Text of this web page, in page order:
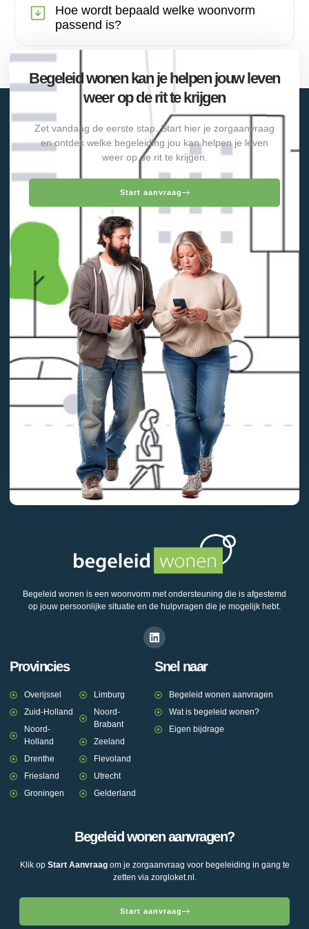
Hoe wordt bepaald welke woonvorm
passend is?
Begeleid wonen kan je helpen jouw leven
weer op de rit te krijgen
Zet vandaag de eerste stap. Start hier je zorgaanvraag
en ontdek welke begeleiding jou kan helpen je leven
weer op de rit te krijgen.
Start aanvraag
Begeleid wonen is een woonvorm met ondersteuning die is afgestemd
op jouw persoonlijke situatie en de hulpvragen die je mogelijk hebt.
Provincies
Overijssel
Zuid-Holland
Noord-
Holland
Drenthe
Friesland
Groningen
Limburg
Noord-
Brabant
Zeeland
Flevoland
Utrecht
Gelderland
Snel naar
Begeleid wonen aanvragen
Wat is begeleid wonen?
Eigen bijdrage
Begeleid wonen aanvragen?
Klik op Start Aanvraagom je zorgaanvraag voor begeleiding in gang te
zetten via zorgloket.nl.
Start aanvraag